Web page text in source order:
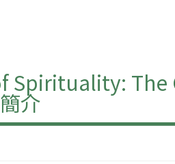
Spirituality:
介